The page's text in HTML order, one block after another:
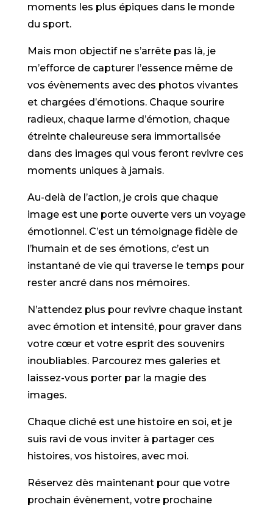
moments les plus épiques dans le monde
du sport.
Mais mon objectif ne s’arrête pas là, je
m’efforce de capturer l’essence même de
vos évènements avec des photos vivantes
et chargées d’émotions. Chaque sourire
radieux, chaque larme d’émotion, chaque
étreinte chaleureuse sera immortalisée
dans des images qui vous feront revivre ces
moments uniques à jamais.
Au-delà de l’action, je crois que chaque
image est une porte ouverte vers un voyage
émotionnel. C’est un témoignage fidèle de
l’humain et de ses émotions, c’est un
instantané de vie qui traverse le temps pour
rester ancré dans nos mémoires.
N’attendez plus pour revivre chaque instant
avec émotion et intensité, pour graver dans
votre cœur et votre esprit des souvenirs
inoubliables. Parcourez mes galeries et
laissez-vous porter par la magie des
images.
Chaque cliché est une histoire en soi, et je
suis ravi de vous inviter à partager ces
histoires, vos histoires, avec moi.
Réservez dès maintenant pour que votre
prochain évènement, votre prochaine